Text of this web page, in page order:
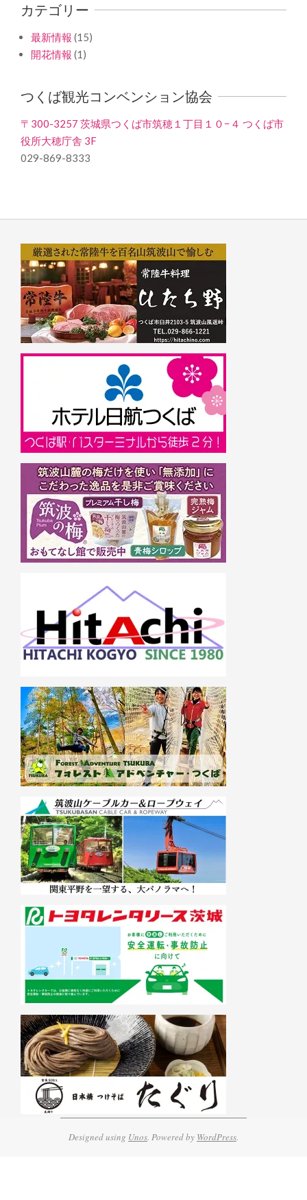
カテゴリー
最新情報 (15)
開花情報 (1)
つくば観光コンベンション協会
〒300-3257 茨城県つくば市筑穂１丁目１０−４ つくば市
役所大穂庁舎 3F
029-869-8333
Designed using Unos. Powered by WordPress.